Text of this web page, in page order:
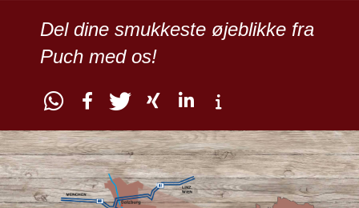
Del dine smukkeste øjeblikke fra
Puch med os!